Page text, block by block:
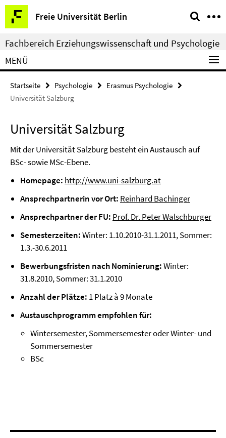
Springe
direkt
zu
Inhalt
Freie Universität Berlin
Service-
Navigation
Fachbereich Erziehungswissenschaft und Psychologie
MENÜ
Startseite Psychologie
Erasmus Psychologie
Universität Salzburg
Universität Salzburg
Mit der Universität Salzburg besteht ein Austausch auf
BSc- sowie MSc-Ebene.
Homepage: http://www.uni-salzburg.at
Ansprechpartnerin vor Ort: Reinhard Bachinger
Ansprechpartner der FU: Prof. Dr. Peter Walschburger
Semesterzeiten:Winter: 1.10.2010-31.1.2011, Sommer:
1.3.-30.6.2011
Bewerbungsfristen nach Nominierung:Winter:
31.8.2010, Sommer: 31.1.2010
Anzahl der Plätze: 1 Platz à 9 Monate
Austauschprogramm empfohlen für:
Wintersemester, Sommersemester oder Winter- und
Sommersemester
BSc